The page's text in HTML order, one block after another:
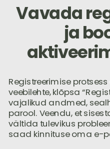
Vavada
ja
Registreerimise
veebilehte, klõpsa
vajalikud andmed,
parool. Veendu, et
vältida tulevikus
saad kinnituse oma e-